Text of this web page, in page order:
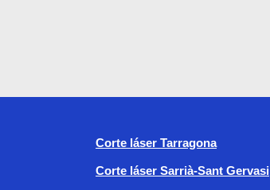
Corte láser Tarragona
Corte láser Sarrià-Sant Gervasi